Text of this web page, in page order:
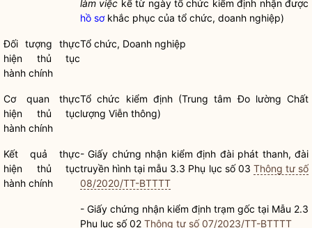
làm việc kể từ ngày tổ chức kiểm định nhận được
hồ sơkhắc phục của tổ chức, doanh nghiệp)
Đối tượng thực
hiện thủ tục
hành chính
Tổ chức, Doanh nghiệp
Cơ quan thực
hiện thủ tục
hành chính
Tổ chức kiểm định (Trung tâm Đo lường Chất
lượng Viễn thông)
Kết quả thực
hiện thủ tục
hành chính
-Giấy chứng nhận kiểm định đài phát thanh, đài
truyền hình tại mẫu 3.3 Phụ lục số 03 Thông tư số
08/2020/TT-BTTTT
- Giấy chứng nhận kiểm định trạm gốc tại Mẫu 2.3
Phụ lục số 02 Thông tư số 07/2023/TT-BTTTT